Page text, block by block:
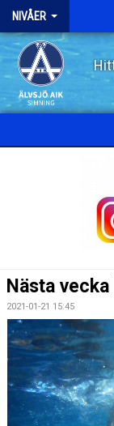
NIVÅER
HAJEN
DELFINEN
NÄR DU ÄR KLAR
VANLIGA FRÅGOR
Nästa
2021-01-21 15:45